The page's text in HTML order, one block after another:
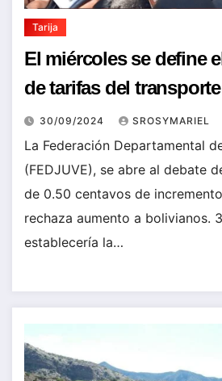
Tarija
El miércoles se define
de tarifas del
30/09/2024 SROSYMARIEL
La Federación Departamental
(FEDJUVE), se abre al debate
de 0.50 centavos de
rechaza aumento a bolivianos.
establecería la…